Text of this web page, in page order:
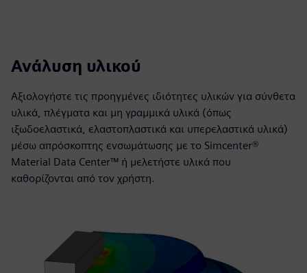
Ανάλυση υλικού
Αξιολογήστε τις προηγμένες ιδιότητες υλικών για σύνθετα
υλικά, πλέγματα και μη γραμμικά υλικά (όπως
ιξωδοελαστικά, ελαστοπλαστικά και υπερελαστικά υλικά)
μέσω απρόσκοπτης ενσωμάτωσης με το Simcenter®
Material Data Center™ ή μελετήστε υλικά που
καθορίζονται από τον χρήστη.